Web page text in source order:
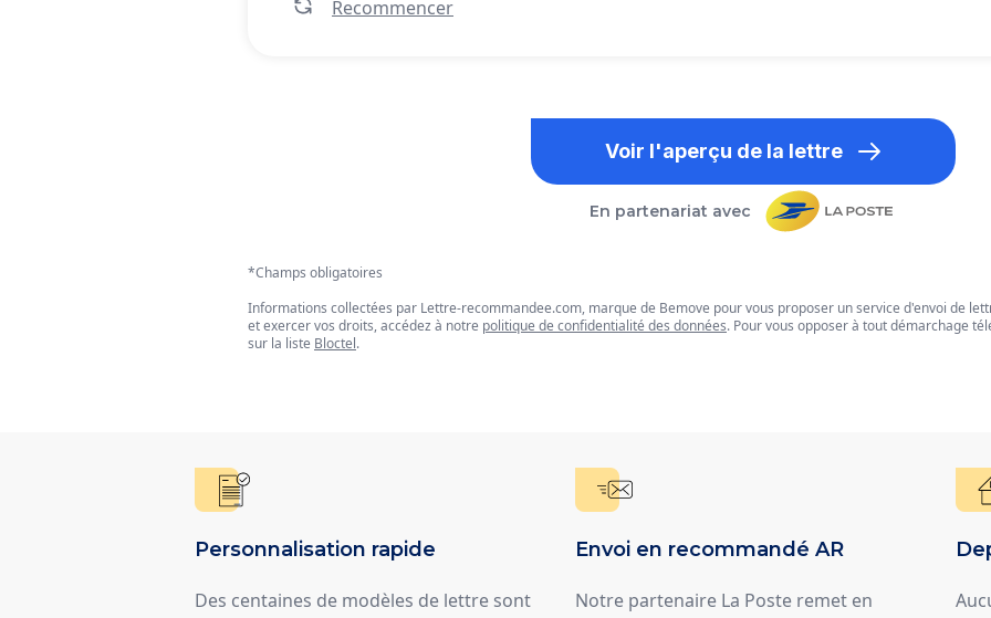
Recommencer
Voir l'aperçu de la lettre
En partenariat avec
*Champs obligatoires
Informations collectées par Lettre-recommandee.com, marque de Bemove pour vous proposer un service d'envoi de
et exercer vos droits, accédez à notre politique de confidentialité des données. Pour vous opposer à tout démarchage
sur la liste Bloctel.
Personnalisation rapide
Des centaines de modèles de lettre sont
Envoi en recommandé AR
Notre partenaire La Poste remet en